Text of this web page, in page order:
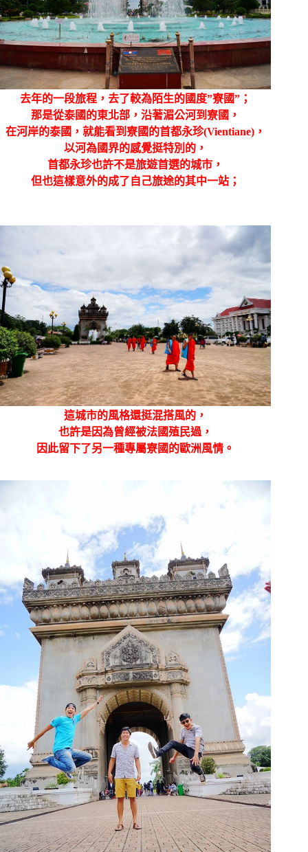
去年的一段旅程，去了較為陌生的國度”寮國”；
那是從泰國的東北部，沿著湄公河到寮國，
在河岸的泰國，就能看到寮國的首都永珍(Vientiane) ，
以河為國界的感覺挺特別的，
首都永珍也許不是旅遊首選的城市，
但也這樣意外的成了自己旅途的其中一站；
這城市的風格還挺混搭風的，
也許是因為曾經被法國殖民過，
因此留下了另一種專屬寮國的歐洲風情。